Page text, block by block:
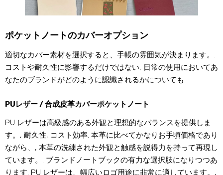
ポケットノートのカバーオプション
適切なカバー素材を選択すると、手帳の雰囲気が決まります。.
コストや耐久性に影響するだけではない, 日常の使用においてあ
なたのブランドがどのように認識されるかについても.
PUレザー / 合成皮革カバーポケットノート
PU レザーは高級感のある外観と理想的なバランスを提供しま
す。, 耐久性, コスト効率. 本革に比べてかなりお手頃価格であり
ながら、, 本革の洗練された外観と触感を説得力を持って再現し
ています。. ブランドノートブックの有力な選択肢になりつつあ
ります. PU レザーは、幅広いロゴ用途に非常に適しています。,